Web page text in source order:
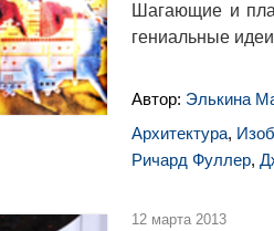
Шагающие и
гениальные
Автор: Элькина
Архитектура,
Ричард Фуллер,
12 марта 2013